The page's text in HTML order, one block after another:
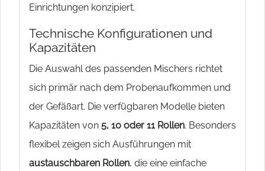
Einrichtungen konzipiert.
Technische Konfigurationen und
Kapazitäten
Die Auswahl des passenden Mischers richtet
sich primär nach dem Probenaufkommen und
der Gefäßart. Die verfügbaren Modelle bieten
Kapazitäten von 5, 10 oder 11 Rollen. Besonders
flexibel zeigen sich Ausführungen mit
austauschbaren Rollen, die eine einfache